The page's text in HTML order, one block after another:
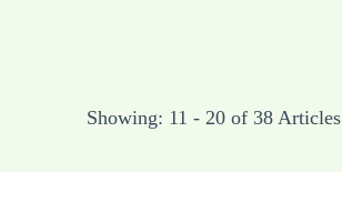
Showing: 11 - 20 of 38 Articles